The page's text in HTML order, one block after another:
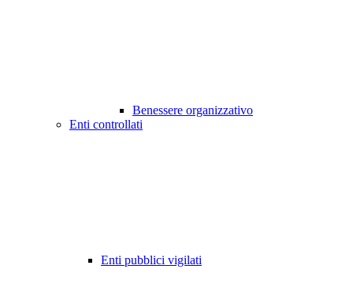
Benessere organizzativo
Enti controllati
Enti pubblici vigilati